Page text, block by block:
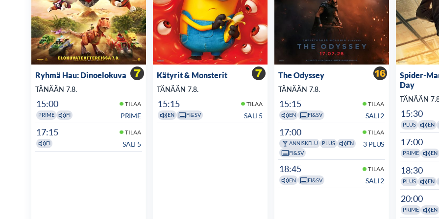
Ryhmä Hau: Dinoelokuva
TÄNÄÄN 7.8.
15:00 TILAA
PRIME FI PRIME
17:15 TILAA
FI SALI 5
Kätyrit & Monsterit
TÄNÄÄN 7.8.
15:15 TILAA
EN FI&SV SALI 5
The Odyssey
TÄNÄÄN 7.8.
15:15 TILAA
EN FI&SV SALI 2
17:00 TILAA
ANNISKELU PLUS
EN
FI&SV
3 PLUS
18:45 TILAA
EN FI&SV SALI 2
Spider-
Day
TÄNÄÄN
15:30
PLUS EN
17:00
PRIME EN
18:30
PLUS EN
20:00
PRIME EN